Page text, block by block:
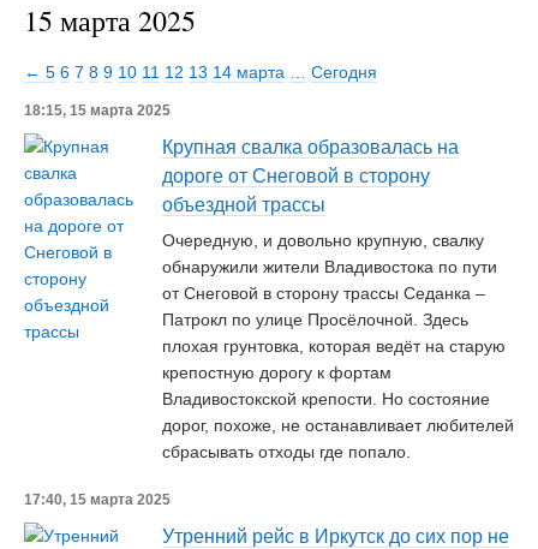
15 марта 2025
← 5 6 7 8 9 10 11 12 13 14 марта Сегодня
18:15, 15 марта 2025
Крупная свалка образовалась на
дороге от Снеговой в сторону
объездной трассы
Очередную, и довольно крупную, свалку
обнаружили жители Владивостока по пути
от Снеговой в сторону трассы Седанка –
Патрокл по улице Просёлочной. Здесь
плохая грунтовка, которая ведёт на старую
крепостную дорогу к фортам
Владивостокской крепости. Но состояние
дорог, похоже, не останавливает любителей
сбрасывать отходы где попало.
17:40, 15 марта 2025
Утренний рейс в Иркутск до сих пор не